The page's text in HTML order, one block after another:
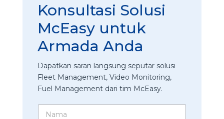
Konsultasi Solusi
McEasy untuk
Armada Anda
Dapatkan saran langsung seputar solusi
Fleet Management, Video Monitoring,
Fuel Management dari tim McEasy.
N